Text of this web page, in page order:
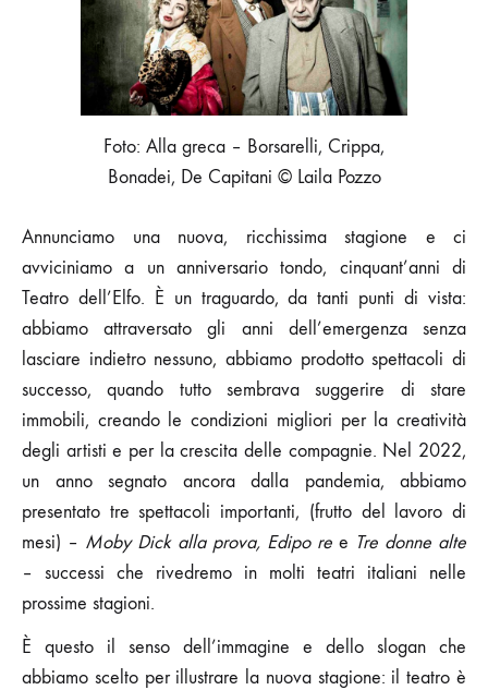
DI
CASA,
VIENI
A
TEATRO
Foto: Alla greca – Borsarelli, Crippa,
Bonadei, De Capitani © Laila Pozzo
Annunciamo una nuova, ricchissima stagione e ci
avviciniamo a un anniversario tondo, cinquant’anni di
Teatro dell’Elfo. È un traguardo, da tanti punti di vista:
abbiamo attraversato gli anni dell’emergenza senza
lasciare indietro nessuno, abbiamo prodotto spettacoli di
successo, quando tutto sembrava suggerire di stare
immobili, creando le condizioni migliori per la creatività
degli artisti e per la crescita delle compagnie. Nel 2022,
un anno segnato ancora dalla pandemia, abbiamo
presentato tre spettacoli importanti, (frutto del lavoro di
mesi) – Moby Dick alla prova, Edipo re e Tre donne alte
– successi che rivedremo in molti teatri italiani nelle
prossime stagioni.
È questo il senso dell’immagine e dello slogan che
abbiamo scelto per illustrare la nuova stagione: il teatro è